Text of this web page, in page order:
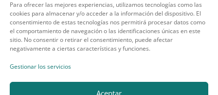
Para ofrecer las mejores experiencias, utilizamos tecnologías como las
cookies para almacenar y/o acceder a la información del dispositivo. El
consentimiento de estas tecnologías nos permitirá procesar datos como
el comportamiento de navegación o las identificaciones únicas en este
sitio. No consentir o retirar el consentimiento, puede afectar
negativamente a ciertas características y funciones.
Gestionar los servicios
Aceptar
SECCIONES DE INTERÉS